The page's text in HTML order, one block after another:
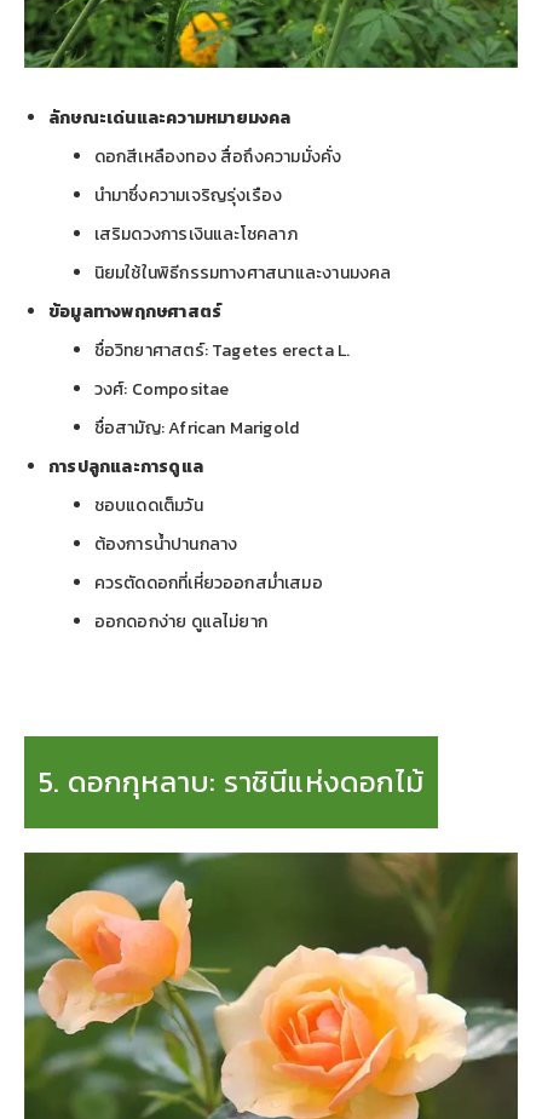
ลักษณะเด่นและความหมายมงคล
ดอกสีเหลืองทอง สื่อถึงความมั่งคั่ง
นำมาซึ่งความเจริญรุ่งเรือง
เสริมดวงการเงินและโชคลาภ
นิยมใช้ในพิธีกรรมทางศาสนาและงานมงคล
ข้อมูลทางพฤกษศาสตร์
ชื่อวิทยาศาสตร์: Tagetes erecta L.
วงศ์: Compositae
ชื่อสามัญ: African Marigold
การปลูกและการดูแล
ชอบแดดเต็มวัน
ต้องการน้ำปานกลาง
ควรตัดดอกที่เหี่ยวออกสม่ำเสมอ
ออกดอกง่าย ดูแลไม่ยาก
5. ดอกกุหลาบ: ราชินีแห่งดอกไม้